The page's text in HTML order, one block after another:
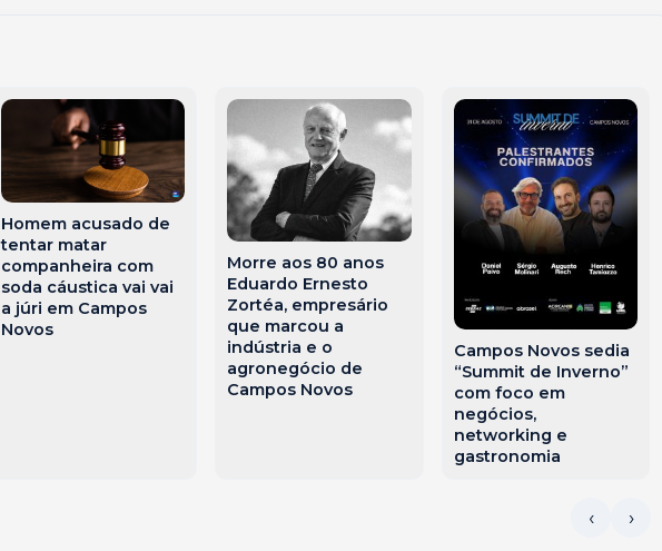
Homem acusado de
tentar matar
companheira com
soda cáustica vai vai
a júri em Campos
Novos
Morre aos 80 anos
Eduardo Ernesto
Zortéa, empresário
que marcou a
indústria e o
agronegócio de
Campos Novos
Campos Novos sedia
“Summit de Inverno”
com foco em
negócios,
networking e
gastronomia